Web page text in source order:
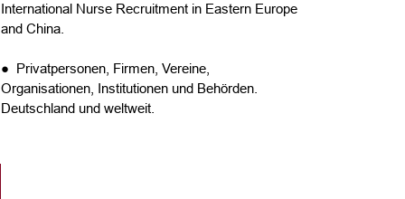
International Nurse Recruitment in Eastern Europe
and China.
● Privatpersonen, Firmen, Vereine,
Organisationen, Institutionen und Behörden.
Deutschland und weltweit.